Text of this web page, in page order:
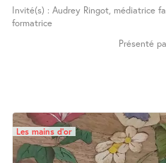
Invité(s) : Audrey Ringot, médiatrice
formatrice
Présenté
Les mains d’or